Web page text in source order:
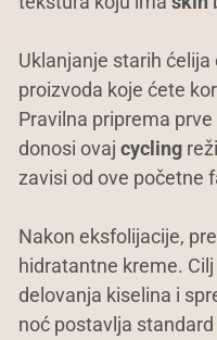
Uklanjanje starih
proizvoda koje ćete
Pravilna priprema
donosi ovaj cycling
zavisi od ove početne
Nakon eksfolijacije,
hidratantne kreme.
delovanja kiselina i
noć postavlja